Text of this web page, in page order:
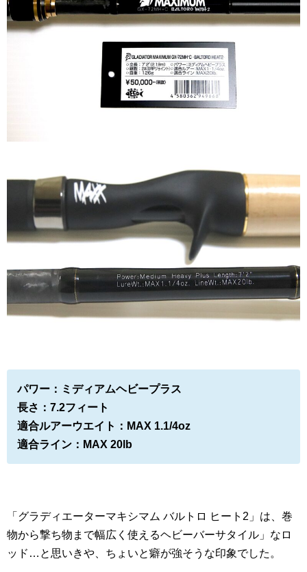
パワー：ミディアムヘビープラス
長さ：7.2フィート
適合ルアーウエイト：MAX 1.1/4oz
適合ライン：MAX 20lb
「グラディエーターマキシマム バルトロ ヒート2」は、巻
物から撃ち物まで幅広く使えるヘビーバーサタイル」なロ
ッド…と思いきや、ちょいと癖が強そうな印象でした。